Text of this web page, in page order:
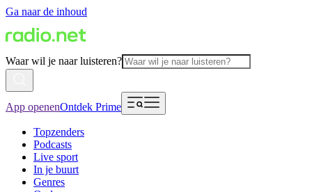
Ga naar de inhoud
Waar wil je naar luisteren?
App openenOntdek Prime
Topzenders
Podcasts
Live sport
In je buurt
Genres